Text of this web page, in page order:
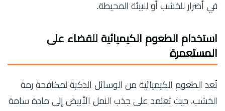
في أضرار للخشب أو للبيئة المحيطة.
استخدام الطعوم الكيميائية للقضاء على
المستعمرة
تُعد الطعوم الكيميائية من الوسائل الذكية لمكافحة رمة
الخشب، حيث تعتمد على جذب النمل الأبيض إلى مادة سامة